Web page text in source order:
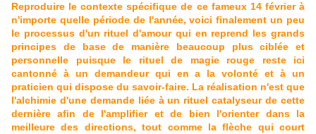
Reproduire le contexte spécifique de ce fameux 14 février à
n'importe quelle période de l'année, voici finalement un peu
le processus d'un rituel d'amour qui en reprend les grands
principes de base de manière beaucoup plus ciblée et
personnelle puisque le rituel de magie rouge reste ici
cantonné à un demandeur qui en a la volonté et à un
praticien qui dispose du savoir-faire. La réalisation n'est que
l'alchimie d'une demande liée à un rituel catalyseur de cette
dernière afin de l'amplifier et de bien l'orienter dans la
meilleure des directions, tout comme la flèche qui court